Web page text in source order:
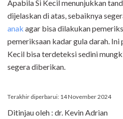
Apabila Si Kecil menunjukkan
dijelaskan di atas, sebaiknya
anak agar bisa dilakukan
pemeriksaan kadar gula darah.
Kecil bisa terdeteksi sedini
segera diberikan.
Terakhir diperbarui: 14 November 2024